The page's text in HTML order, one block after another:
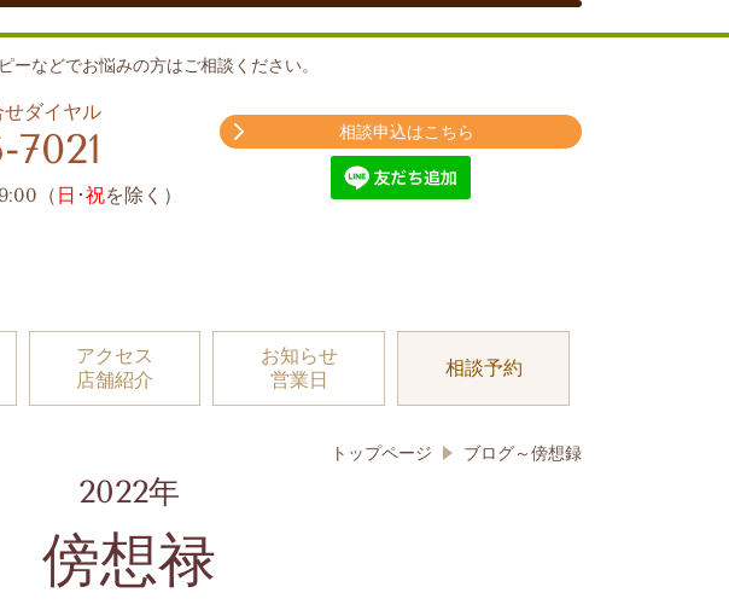
などでお悩みの方はご相談ください。
ダイヤル
（ 日 ･祝を除く）
相談申込はこちら
アクセス
店舗紹介
お知らせ
営業日
相談予約
トップページ ブログ～傍想録
2022年
傍想禄